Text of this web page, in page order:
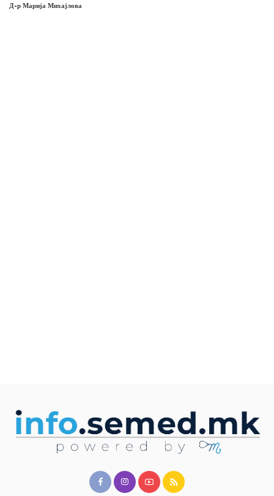
Д-р Марија Михајлова